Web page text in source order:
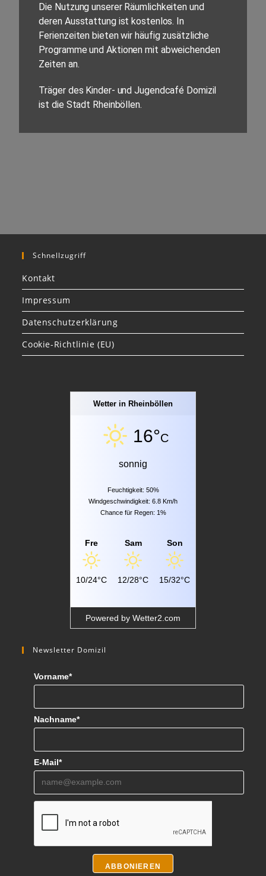
Die Nutzung unserer Räumlichkeiten und
deren Ausstattung ist kostenlos. In
Ferienzeiten bieten wir häufig zusätzliche
Programme und Aktionen mit abweichenden
Zeiten an.
Träger des Kinder- und Jugendcafé Domizil
ist die Stadt Rheinböllen.
Schnellzugriff
Kontakt
Impressum
Datenschutzerklärung
Cookie-Richtlinie (EU)
Wetter in Rheinböllen
16°C
sonnig
Feuchtigkeit: 50%
Windgeschwindigkeit: 6.8 Km/h
Chance für Regen: 1%
Fre
10/24°C
Sam
12/28°C
Son
15/32°C
Powered by Wetter2.com
Newsletter Domizil
Vorname*
Nachname*
E-Mail*
ABBONIEREN